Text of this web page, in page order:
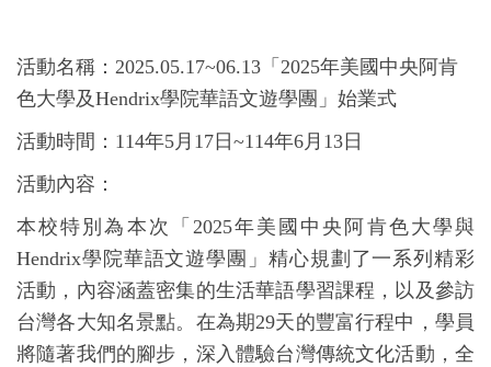
活動名稱：2025.05.17~06.13「2025年美國中央阿肯
色大學及Hendrix學院華語文遊學團」始業式
活動時間：114年5月17日~114年6月13日
活動內容：
本校特別為本次「2025年美國中央阿肯色大學與
Hendrix學院華語文遊學團」精心規劃了一系列精彩
活動，內容涵蓋密集的生活華語學習課程，以及參訪
台灣各大知名景點。 在為期29天的豐富行程中，學員
將隨著我們的腳步，深入體驗台灣傳統文化活動，全